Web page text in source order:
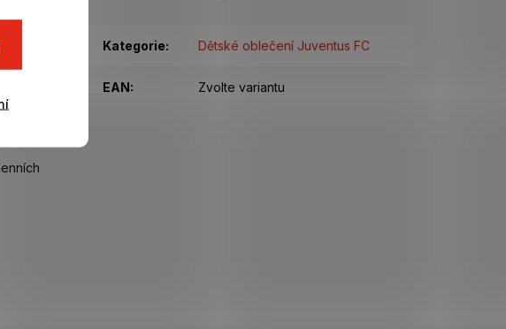
Kategorie: Dětské oblečení Juventus FC
EAN : Zvolte variantu